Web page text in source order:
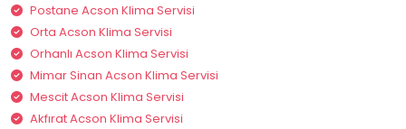
Postane Acson Klima Servisi
Orta Acson Klima Servisi
Orhanlı Acson Klima Servisi
Mimar Sinan Acson Klima Servisi
Mescit Acson Klima Servisi
Akfırat Acson Klima Servisi